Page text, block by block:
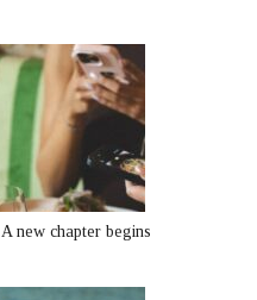
new chapter begins